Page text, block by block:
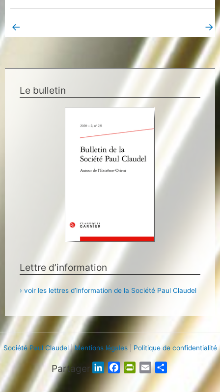
← →
Le bulletin
Lettre d’information
› voir les lettres d’information de la Société Paul Claudel
Société Paul Claudel|Mentions légales| Politique de confidentialité
Partager
i
E
m